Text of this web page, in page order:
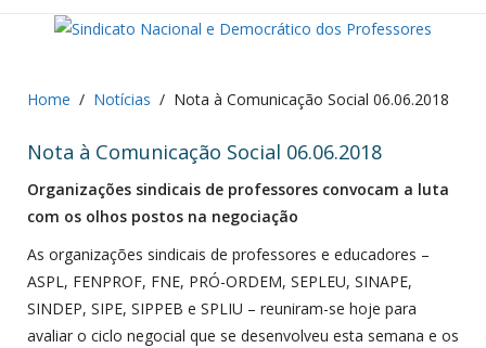
Home Notícias Nota à Comunicação Social 06.06.2018
Nota à Comunicação Social 06.06.2018
Organizações sindicais de professores convocam a luta
com os olhos postos na negociação
As organizações sindicais de professores e educadores –
ASPL, FENPROF, FNE, PRÓ-ORDEM, SEPLEU, SINAPE,
SINDEP, SIPE, SIPPEB e SPLIU – reuniram-se hoje para
avaliar o ciclo negocial que se desenvolveu esta semana e os